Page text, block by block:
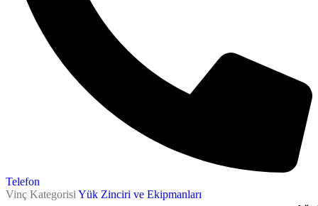
Telefon
Vinç Kategorisi Yük Zinciri ve Ekipmanları